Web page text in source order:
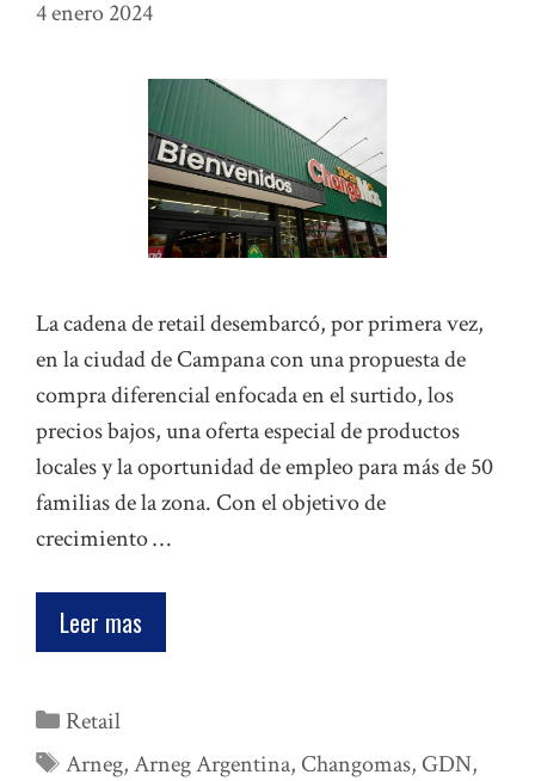
4 enero 2024
La cadena de retail desembarcó, por primera vez,
en la ciudad de Campana con una propuesta de
compra diferencial enfocada en el surtido, los
precios bajos, una oferta especial de productos
locales y la oportunidad de empleo para más de 50
familias de la zona. Con el objetivo de
crecimiento …
Leer mas
Categorías
Retail
Etiquetas
Arneg,Arneg Argentina, Changomas, GDN,